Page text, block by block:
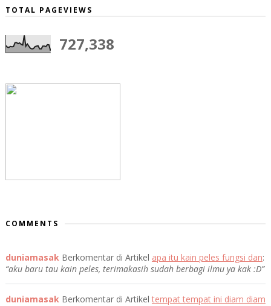
TOTAL PAGEVIEWS
727,338
COMMENTS
duniamasakBerkomentar di Artikel apa itu kain peles fungsi dan:
“aku baru tau kain peles, terimakasih sudah berbagi ilmu ya kak :D”
duniamasakBerkomentar di Artikel tempat tempat ini diam diam